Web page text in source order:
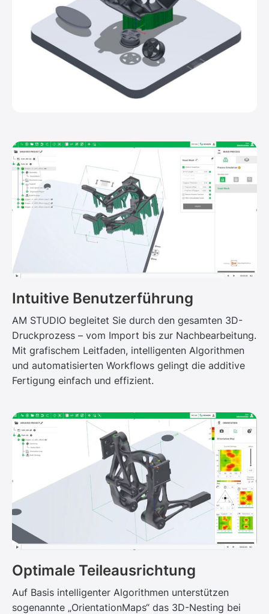
Intuitive Benutzerführung
AM STUDIO begleitet Sie durch den gesamten 3D-
Druckprozess – vom Import bis zur Nachbearbeitung.
Mit grafischem Leitfaden, intelligenten Algorithmen
und automatisierten Workflows gelingt die additive
Fertigung einfach und effizient.
Optimale Teileausrichtung
Auf Basis intelligenter Algorithmen unterstützen
sogenannte „OrientationMaps“ das 3D-Nesting bei